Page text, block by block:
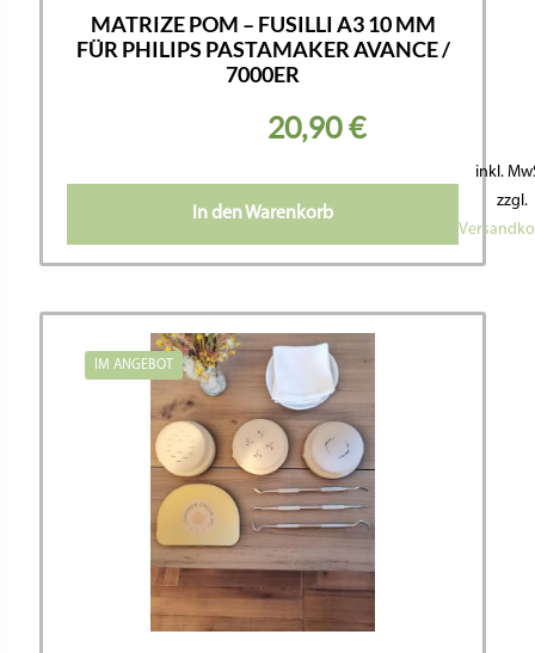
MATRIZE POM – FUSILLI A3 10 MM
FÜR PHILIPS PASTAMAKER AVANCE /
7000ER
20,90€
In den Warenkorb
inkl.
zzgl.
IM ANGEBOT